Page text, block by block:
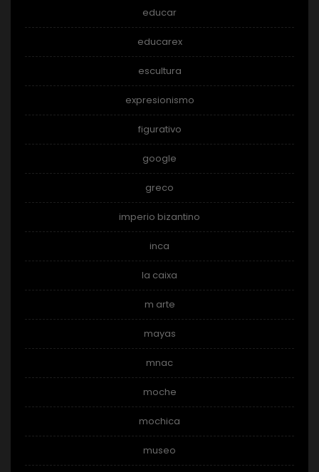
educar
educarex
escultura
expresionismo
figurativo
google
greco
imperio bizantino
inca
la caixa
m arte
mayas
mnac
moche
mochica
museo